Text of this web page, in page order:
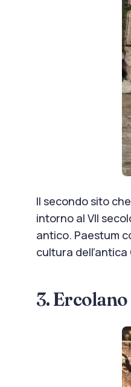
Il secondo sito
intorno al VII
antico. Paestum
cultura
3. Ercolano